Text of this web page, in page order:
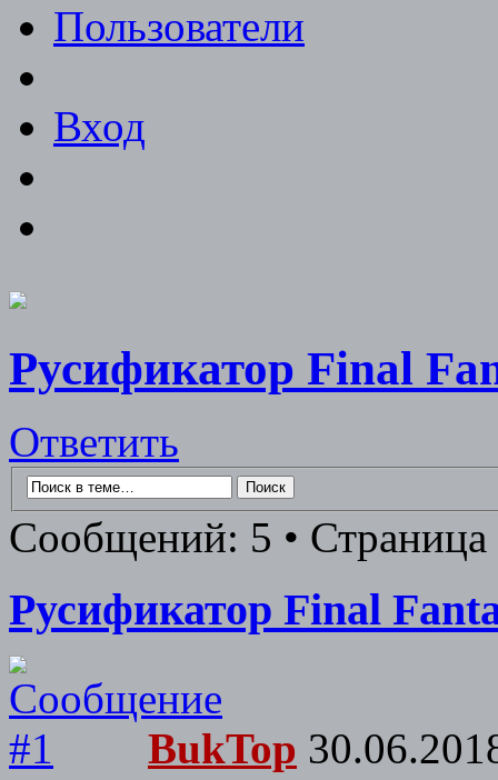
Пользователи
Вход
Русификатор Final
Ответить
Сообщений: 5 • Страница
Русификатор Final
BukTop